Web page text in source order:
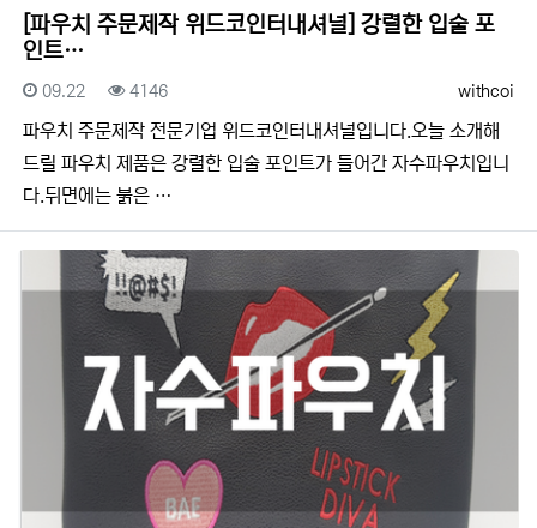
[파우치 주문제작 위드코인터내셔널] 강렬한 입술 포
인트…
등록자
withcoi
등록일
09.22 조회
4146
​​파우치 주문제작 전문기업 위드코인터내셔널입니다.​​오늘 소개해
드릴 파우치 제품은 강렬한 입술 포인트가 들어간 자수파우치입니
다.뒤면에는 붉은 …